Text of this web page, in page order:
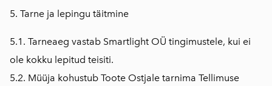
5. Tarne ja lepingu täitmine
5.1. Tarneaeg vastab Smartlight OÜ tingimustele, kui ei
ole kokku lepitud teisiti.
5.2. Müüja kohustub Toote Ostjale tarnima Tellimuse